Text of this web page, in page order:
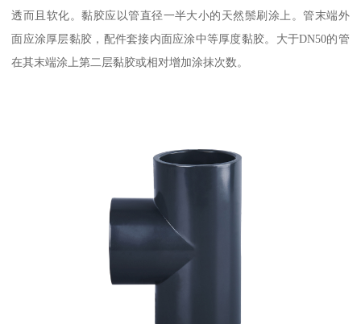
透而且软化。黏胶应以管直径一半大小的天然鬃刷涂上。管末端外
面应涂厚层黏胶，配件套接内面应涂中等厚度黏胶。大于DN50的管
在其末端涂上第二层黏胶或相对增加涂抹次数。